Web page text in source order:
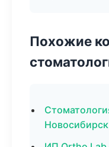
Похожие
Новосибирск